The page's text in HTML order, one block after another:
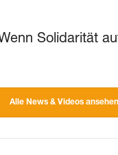
Solidarität
Alle News & Videos ansehen